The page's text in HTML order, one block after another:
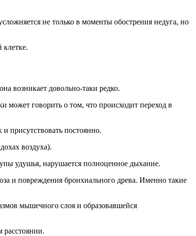
не только в моменты обострения недуга, но
возникает довольно-таки редко.
может говорить о том, что происходит переход в
присутствовать постоянно.
воздуха).
удушья, нарушается полноценное дыхание.
и повреждения бронхиального древа. Именно такие
мышечного слоя и образовавшейся